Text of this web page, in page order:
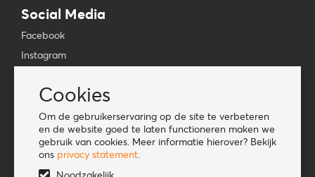
Cookies
Om de gebruikerservaring op de site te verbeteren
en de website goed te laten functioneren maken we
gebruik van cookies. Meer informatie hierover? Bekijk
ons privacy statement.
Social Media
Facebook
Instagram
TikTok
Tools
Lookbook
Nieuwe klant